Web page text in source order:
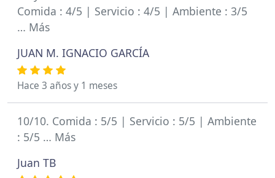
Comida : 4/5 | Servicio : 4/5 | Ambiente : 3/5
… Más
JUAN M. IGNACIO GARCÍA
Hace 3 años y 1 meses
10/10. Comida : 5/5 | Servicio : 5/5 | Ambiente
: 5/5 … Más
Juan TB